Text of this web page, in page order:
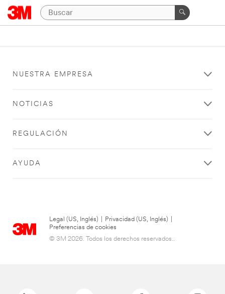
NUESTRA EMPRESA
NOTICIAS
REGULACIÓN
AYUDA
Legal (US, Inglés) Privacidad (US, Inglés)
Preferencias de cookies
© 3M 2026. Todos los derechos reservados..